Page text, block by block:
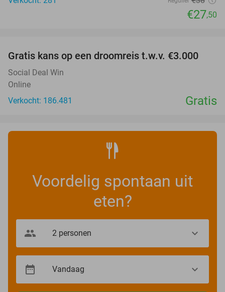
€27,50
Gratis kans op een droomreis t.w.v. €3.000
Social Deal Win
Online
Verkocht: 186.481
Gratis
Voordelig spontaan uit
eten?